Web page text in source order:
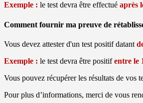
Exemple : le test devra être effectué après
Comment fournir ma preuve de
Vous devez attester d'un test positif datant
Exemple : le test devra être positifentre le
Vous pouvez récupérer les résultats de vos
Pour plus d’informations, merci de vous